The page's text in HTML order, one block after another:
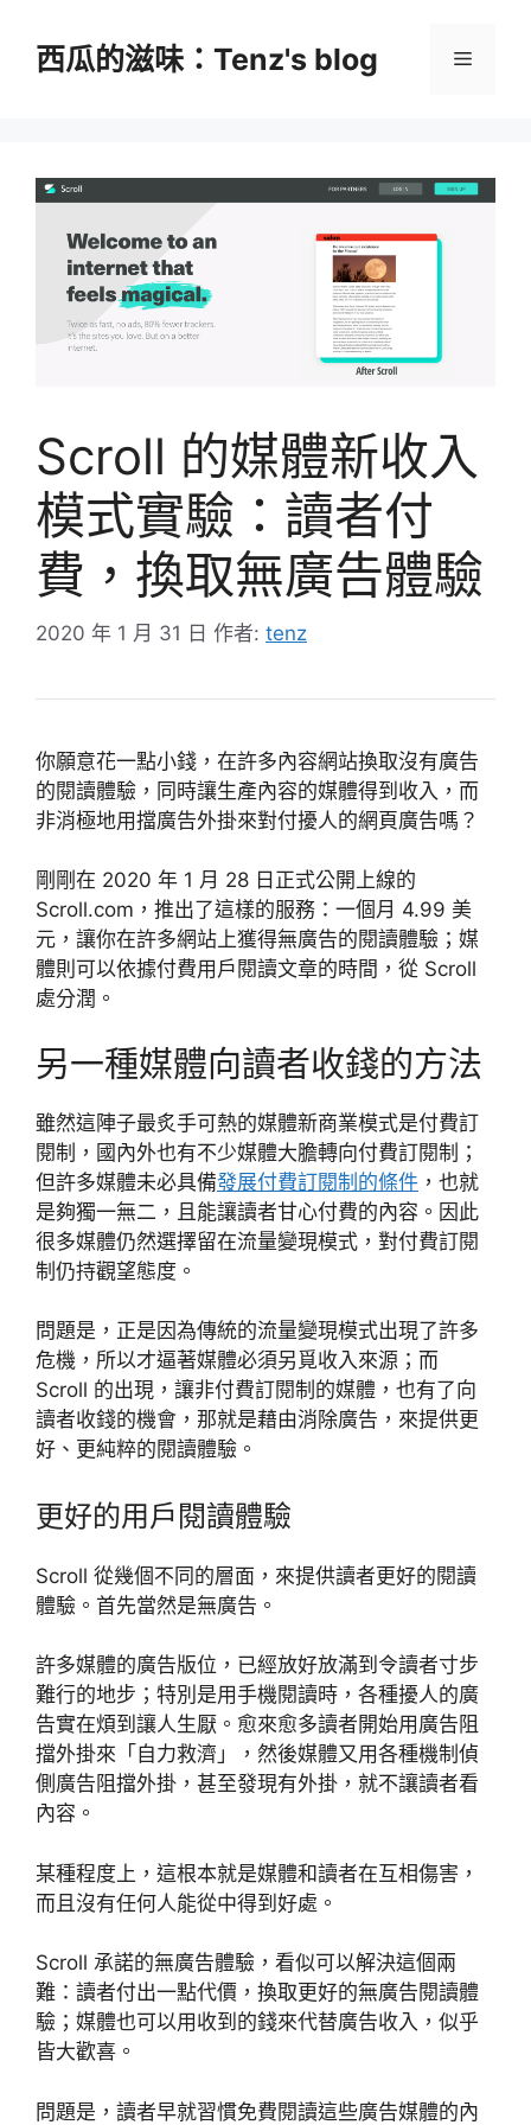
西瓜的滋味：Tenz's blog 選
Scroll 的媒體新收入
模式實驗：讀者付
費，換取無廣告體驗
2020 年 1 月 31 日 作者: tenz
你願意花一點小錢，在許多內容網站換取沒有廣告
的閱讀體驗，同時讓生產內容的媒體得到收入，而
非消極地用擋廣告外掛來對付擾人的網頁廣告嗎？
剛剛在 2020 年 1 月 28 日正式公開上線的
Scroll.com，推出了這樣的服務：一個月 4.99 美
元，讓你在許多網站上獲得無廣告的閱讀體驗；媒
體則可以依據付費用戶閱讀文章的時間，從 Scroll
處分潤。
另一種媒體向讀者收錢的方法
雖然這陣子最炙手可熱的媒體新商業模式是付費訂
閱制，國內外也有不少媒體大膽轉向付費訂閱制；
但許多媒體未必具備發展付費訂閱制的條件 ，也就
是夠獨一無二，且能讓讀者甘心付費的內容。因此
很多媒體仍然選擇留在流量變現模式，對付費訂閱
制仍持觀望態度。
問題是，正是因為傳統的流量變現模式出現了許多
危機，所以才逼著媒體必須另覓收入來源；而
Scroll 的出現，讓非付費訂閱制的媒體，也有了向
讀者收錢的機會，那就是藉由消除廣告，來提供更
好、更純粹的閱讀體驗。
更好的用戶閱讀體驗
Scroll 從幾個不同的層面，來提供讀者更好的閱讀
體驗。首先當然是無廣告。
許多媒體的廣告版位，已經放好放滿到令讀者寸步
難行的地步；特別是用手機閱讀時，各種擾人的廣
告實在煩到讓人生厭。愈來愈多讀者開始用廣告阻
擋外掛來「自力救濟」，然後媒體又用各種機制偵
側廣告阻擋外掛，甚至發現有外掛，就不讓讀者看
內容。
某種程度上，這根本就是媒體和讀者在互相傷害，
而且沒有任何人能從中得到好處。
Scroll 承諾的無廣告體驗，看似可以解決這個兩
難：讀者付出一點代價，換取更好的無廣告閱讀體
驗；媒體也可以用收到的錢來代替廣告收入，似乎
皆大歡喜。
問題是，讀者早就習慣免費閱讀這些廣告媒體的內